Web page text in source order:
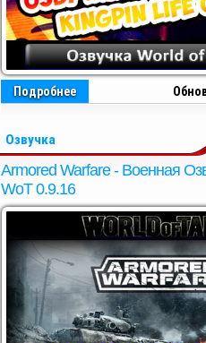
Подробнее
Озвучка
Armored Warfare - Военная
WoT 0.9.16